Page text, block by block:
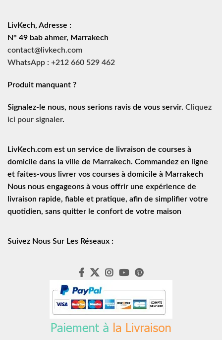
LivKech, Adresse :
N° 49 bab ahmer, Marrakech
contact@livkech.com
WhatsApp : +212 660 529 462
Produit manquant ?
Signalez-le nous, nous serions ravis de vous servir. Cliquez
ici pour signaler.
LivKech.com est un service de
livraison de courses à
domicile dans la ville de Marrakech. Commandez en ligne
et faites-vous livrer vos courses à domicile à Marrakech
Nous nous engageons à vous offrir une expérience de
livraison rapide, fiable et pratique, afin de simplifier votre
quotidien, sans quitter le confort de votre maison
Suivez Nous Sur Les Réseaux :